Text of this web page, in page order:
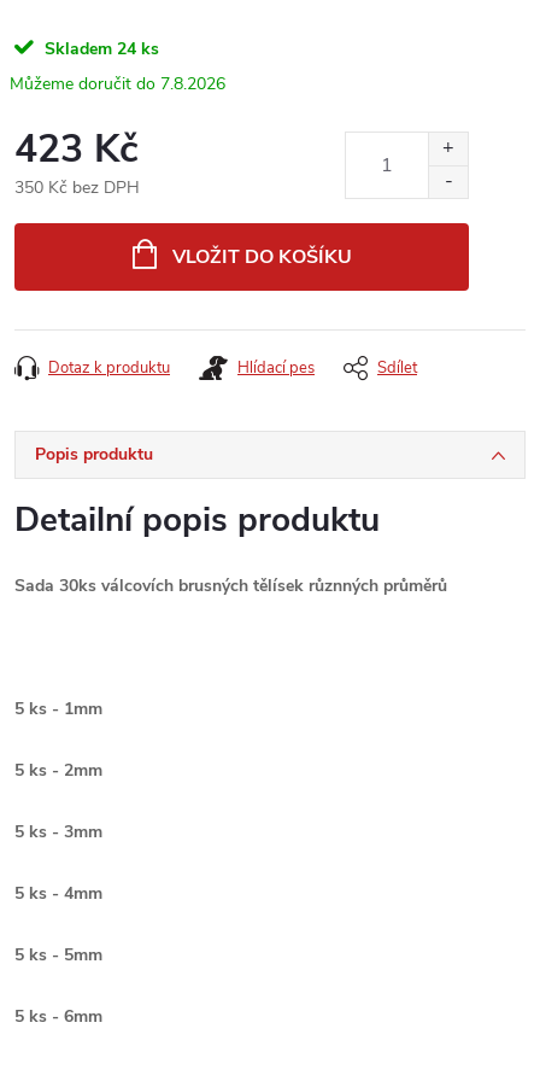
Skladem 24 ks
7.8.2026
423 Kč
350 Kč bez DPH
VLOŽIT DO KOŠÍKU
Dotaz k produktu Hlídací pes Sdílet
Popis produktu
Detailní popis produktu
Sada 30ks válcovích brusných tělísek různných průměrů
5 ks - 1mm
5 ks - 2mm
5 ks - 3mm
5 ks - 4mm
5 ks - 5mm
5 ks - 6mm